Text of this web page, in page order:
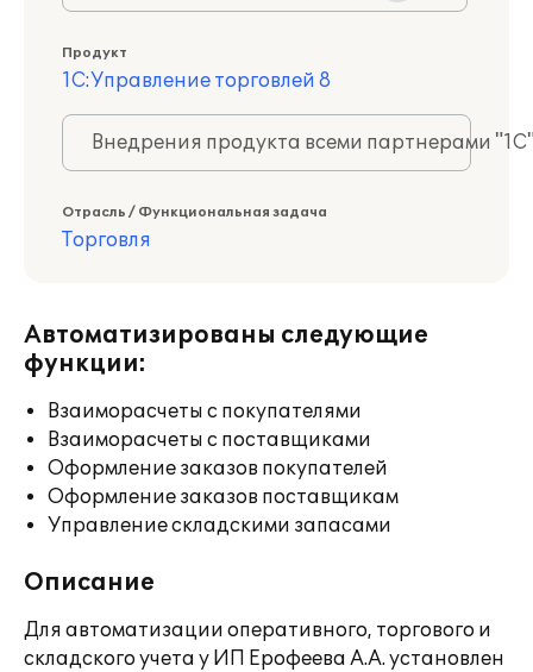
Продукт
1С:Управление торговлей 8
Внедрения продукта всеми партнерами
Отрасль / Функциональная задача
Торговля
Автоматизированы следующие
функции:
Взаиморасчеты с покупателями
Взаиморасчеты с поставщиками
Оформление заказов покупателей
Оформление заказов поставщикам
Управление складскими запасами
Описание
Для автоматизации оперативного, торгового и
складского учета у ИП Ерофеева А.А. установлен